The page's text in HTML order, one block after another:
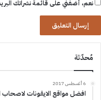
نعم، أضفني على قائمة نشراتك
مُحدّثة
6 أغسطس 2017
افضل مواقع الايقونات